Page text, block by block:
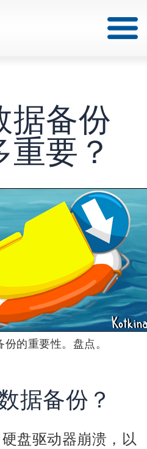
据备份
要？
的重要性。盘点。
据备份？
盘驱动器崩溃，以